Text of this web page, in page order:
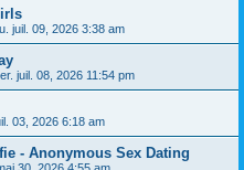
juil. 09, 2026 3:38 am
juil. 08, 2026 11:54 pm
03, 2026 6:18 am
- Anonymous Sex Dating